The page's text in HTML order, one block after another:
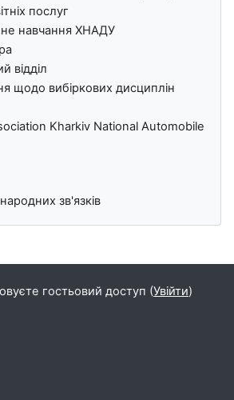
послуг
навчання ХНАДУ
відділ
щодо вибіркових дисциплін
Kharkiv National Automobile
зв'язків
гостьовий доступ (Увійти)